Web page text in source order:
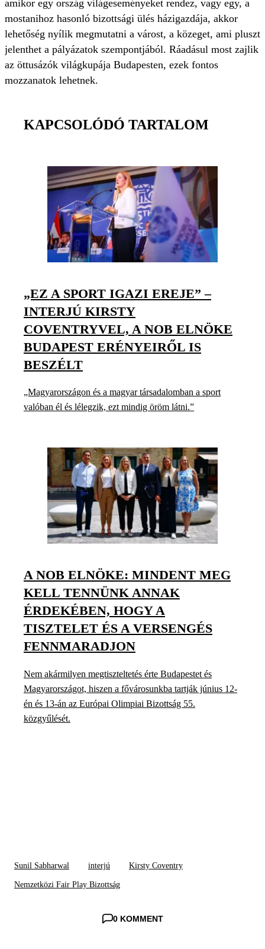
amikor egy ország világeseményeket rendez, vagy egy, a
mostanihoz hasonló bizottsági ülés házigazdája, akkor
lehetőség nyílik megmutatni a várost, a közeget, ami pluszt
jelenthet a pályázatok szempontjából. Ráadásul most zajlik
az öttusázók világkupája Budapesten, ezek fontos
mozzanatok lehetnek.
KAPCSOLÓDÓ TARTALOM
„EZ A SPORT IGAZI EREJE” –
INTERJÚ KIRSTY
COVENTRYVEL, A NOB ELNÖKE
BUDAPEST ERÉNYEIRŐL IS
BESZÉLT
„Magyarországon és a magyar társadalomban a sport
valóban él és lélegzik, ezt mindig öröm látni.”
A NOB ELNÖKE: MINDENT MEG
KELL TENNÜNK ANNAK
ÉRDEKÉBEN, HOGY A
TISZTELET ÉS A VERSENGÉS
FENNMARADJON
Nem akármilyen megtiszteltetés érte Budapestet és
Magyarországot, hiszen a fővárosunkba tartják június 12-
én és 13-án az Európai Olimpiai Bizottság 55.
közgyűlését.
Sunil Sabharwal interjú Kirsty Coventry
Nemzetközi Fair Play Bizottság
0 KOMMENT